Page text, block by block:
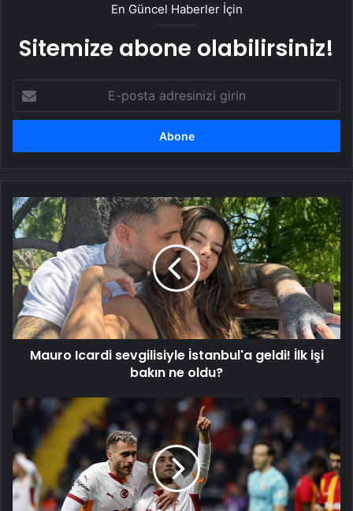
En Güncel Haberler İçin
Sitemize abone olabilirsiniz!
posta
adresinizi
Mauro
Icardi
sevgilisiyle
İstanbul'a
geldi!
İlk
bakın
ne
oldu?Mauro Icardi sevgilisiyle İstanbul'a geldi! İlk işi
bakın ne oldu?
Galatasaray'da
Alper
Yılmaz
ve
Yunus